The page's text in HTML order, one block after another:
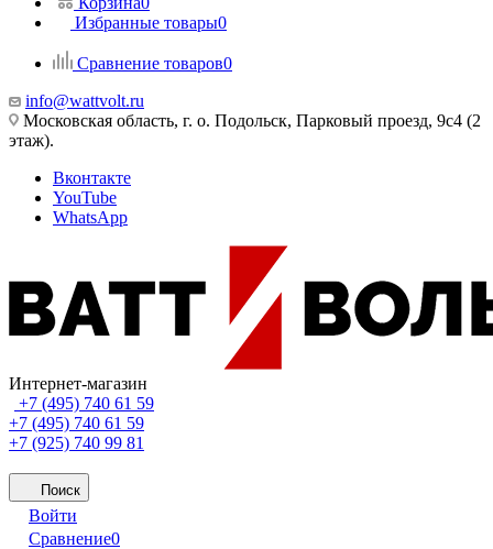
Избранные товары0
Сравнение товаров0
info@wattvolt.ru
Московская область, г. о. Подольск, Парковый проезд, 9с4 (2
этаж).
Вконтакте
YouTube
WhatsApp
Интернет-магазин
+7 (495) 740 61 59
+7 (495) 740 61 59
+7 (925) 740 99 81
Поиск
Войти
Сравнение0